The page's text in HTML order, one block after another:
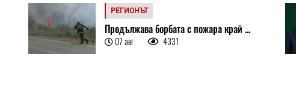
РЕГИОНЪТ
Продължава борбата с пожара край ...
07 авг 4331